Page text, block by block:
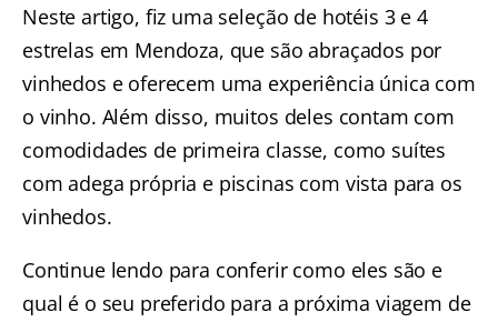
Neste artigo, fiz uma seleção de hotéis 3 e 4
estrelas em Mendoza, que são abraçados por
vinhedos e oferecem uma experiência única com
o vinho. Além disso, muitos deles contam com
comodidades de primeira classe, como suítes
com adega própria e piscinas com vista para os
vinhedos.
Continue lendo para conferir como eles são e
qual é o seu preferido para a próxima viagem de